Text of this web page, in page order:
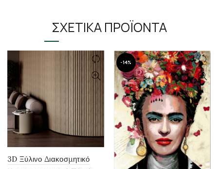
ΣΧΕΤΙΚΆ ΠΡΟΪΌΝΤΑ
3D Ξύλινο Διακοσμητικό
-14%